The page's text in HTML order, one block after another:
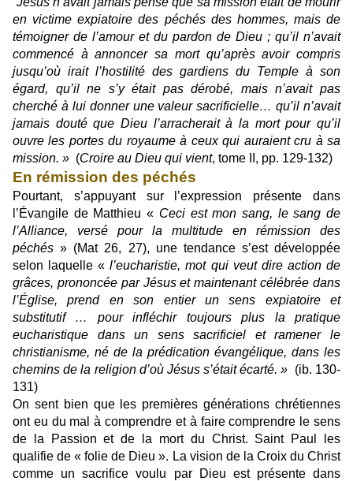
en victime expiatoire des péchés des hommes, mais de
témoigner de l’amour et du pardon de Dieu ; qu’il n’avait
commencé à annoncer sa mort qu’après avoir compris
jusqu’où irait l’hostilité des gardiens du Temple à son
égard, qu’il ne s’y était pas dérobé, mais n’avait pas
cherché à lui donner une valeur sacrificielle… qu’il n’avait
jamais douté que Dieu l’arracherait à la mort pour qu’il
ouvre les portes du royaume à ceux qui auraient cru à sa
mission. » (Croire au Dieu qui vient, tome II, pp. 129-132)
En rémission des péchés
Pourtant, s’appuyant sur l’expression présente dans
l’Évangile de Matthieu « Ceci est mon sang, le sang de
l’Alliance, versé pour la multitude en rémission des
péchés » (Mat 26, 27), une tendance s’est développée
selon laquelle «l’eucharistie, mot qui veut dire action de
grâces, prononcée par Jésus et maintenant célébrée dans
l’Église, prend en son entier un sens expiatoire et
substitutif … pour infléchir toujours plus la pratique
eucharistique dans un sens sacrificiel et ramener le
christianisme, né de la prédication évangélique, dans les
chemins de la religion d’où Jésus s’était écarté. » (ib. 130-
131)
On sent bien que les premières générations chrétiennes
ont eu du mal à comprendre et à faire comprendre le sens
de la Passion et de la mort du Christ. Saint Paul les
qualifie de « folie de Dieu ». La vision de la Croix du Christ
comme un sacrifice voulu par Dieu est présente dans